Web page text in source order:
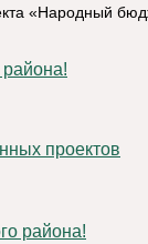
«Народный
района!
района!